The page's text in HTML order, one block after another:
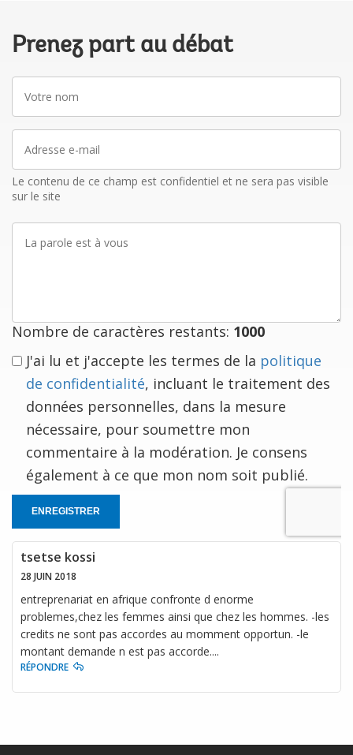
Prenez part au débat
nom
mail
Le contenu de ce champ est confidentiel et ne sera pas visible
sur le site
parole
Nombre de caractères restants: 1000
J'ai lu et j'accepte les termes de la politique
de confidentialité, incluant le traitement des
données personnelles, dans la mesure
nécessaire, pour soumettre mon
commentaire à la modération. Je consens
également à ce que mon nom soit publié.
ENREGISTRER
tsetse kossi
28 JUIN 2018
entreprenariat en afrique confronte d enorme
problemes,chez les femmes ainsi que chez les hommes. -les
credits ne sont pas accordes au momment opportun. -le
montant demande n est pas accorde....
RÉPONDRE